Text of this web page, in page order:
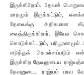
இருக்கிறோம். தேவன்
மாதமும் இருக்கட்டும்,
தேவைக்கு அதிகமான
வைத்திருக்கிறார். இயேசு
கொடுக்கப்படும்,
எடுத்துக் கொள்ளப்படும்
இருக்கிற தேவனுடைய
தேவனுடைய ராஜ்யம் பரவ